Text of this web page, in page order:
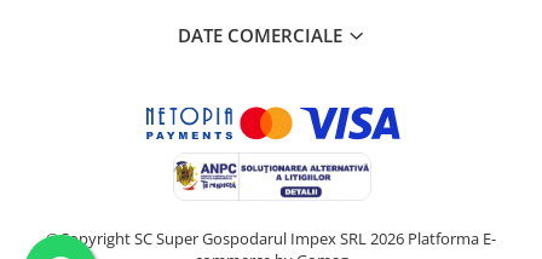
DATE COMERCIALE
©Copyright SC Super Gospodarul Impex SRL 2026 Platforma E-